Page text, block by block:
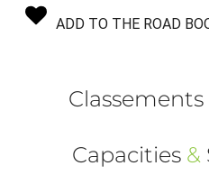
ADD TO THE ROAD
Classements
Capacities &